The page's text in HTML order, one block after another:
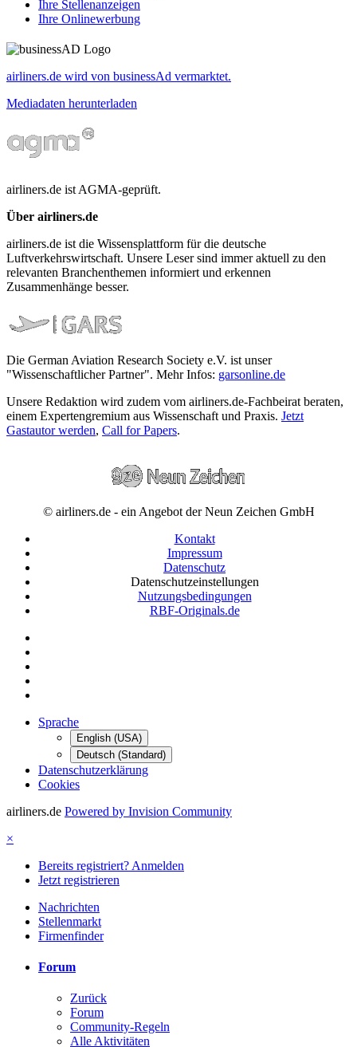
Ihre Stellenanzeigen
Ihre Onlinewerbung
airliners.de wird von businessAd vermarktet.
Mediadaten herunterladen
airliners.de ist AGMA-geprüft.
Über airliners.de
airliners.de ist die Wissensplattform für die deutsche
Luftverkehrswirtschaft. Unsere Leser sind immer aktuell zu den
relevanten Branchenthemen informiert und erkennen
Zusammenhänge besser.
Die German Aviation Research Society e.V. ist unser
"Wissenschaftlicher Partner". Mehr Infos: garsonline.de
Unsere Redaktion wird zudem vom airliners.de-Fachbeirat beraten,
einem Expertengremium aus Wissenschaft und Praxis. Jetzt
Gastautor werden, Call for Papers.
© airliners.de - ein Angebot der Neun Zeichen GmbH
Kontakt
Impressum
Datenschutz
Datenschutzeinstellungen
Nutzungsbedingungen
RBF-Originals.de
Sprache
English (USA)
Deutsch (Standard)
Datenschutzerklärung
Cookies
airliners.de Powered by Invision Community
×
Bereits registriert? Anmelden
Jetzt registrieren
Nachrichten
Stellenmarkt
Firmenfinder
Forum
Zurück
Forum
Community-Regeln
Alle Aktivitäten